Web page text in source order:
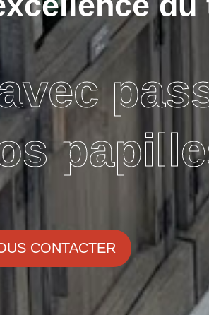
CONTACTER